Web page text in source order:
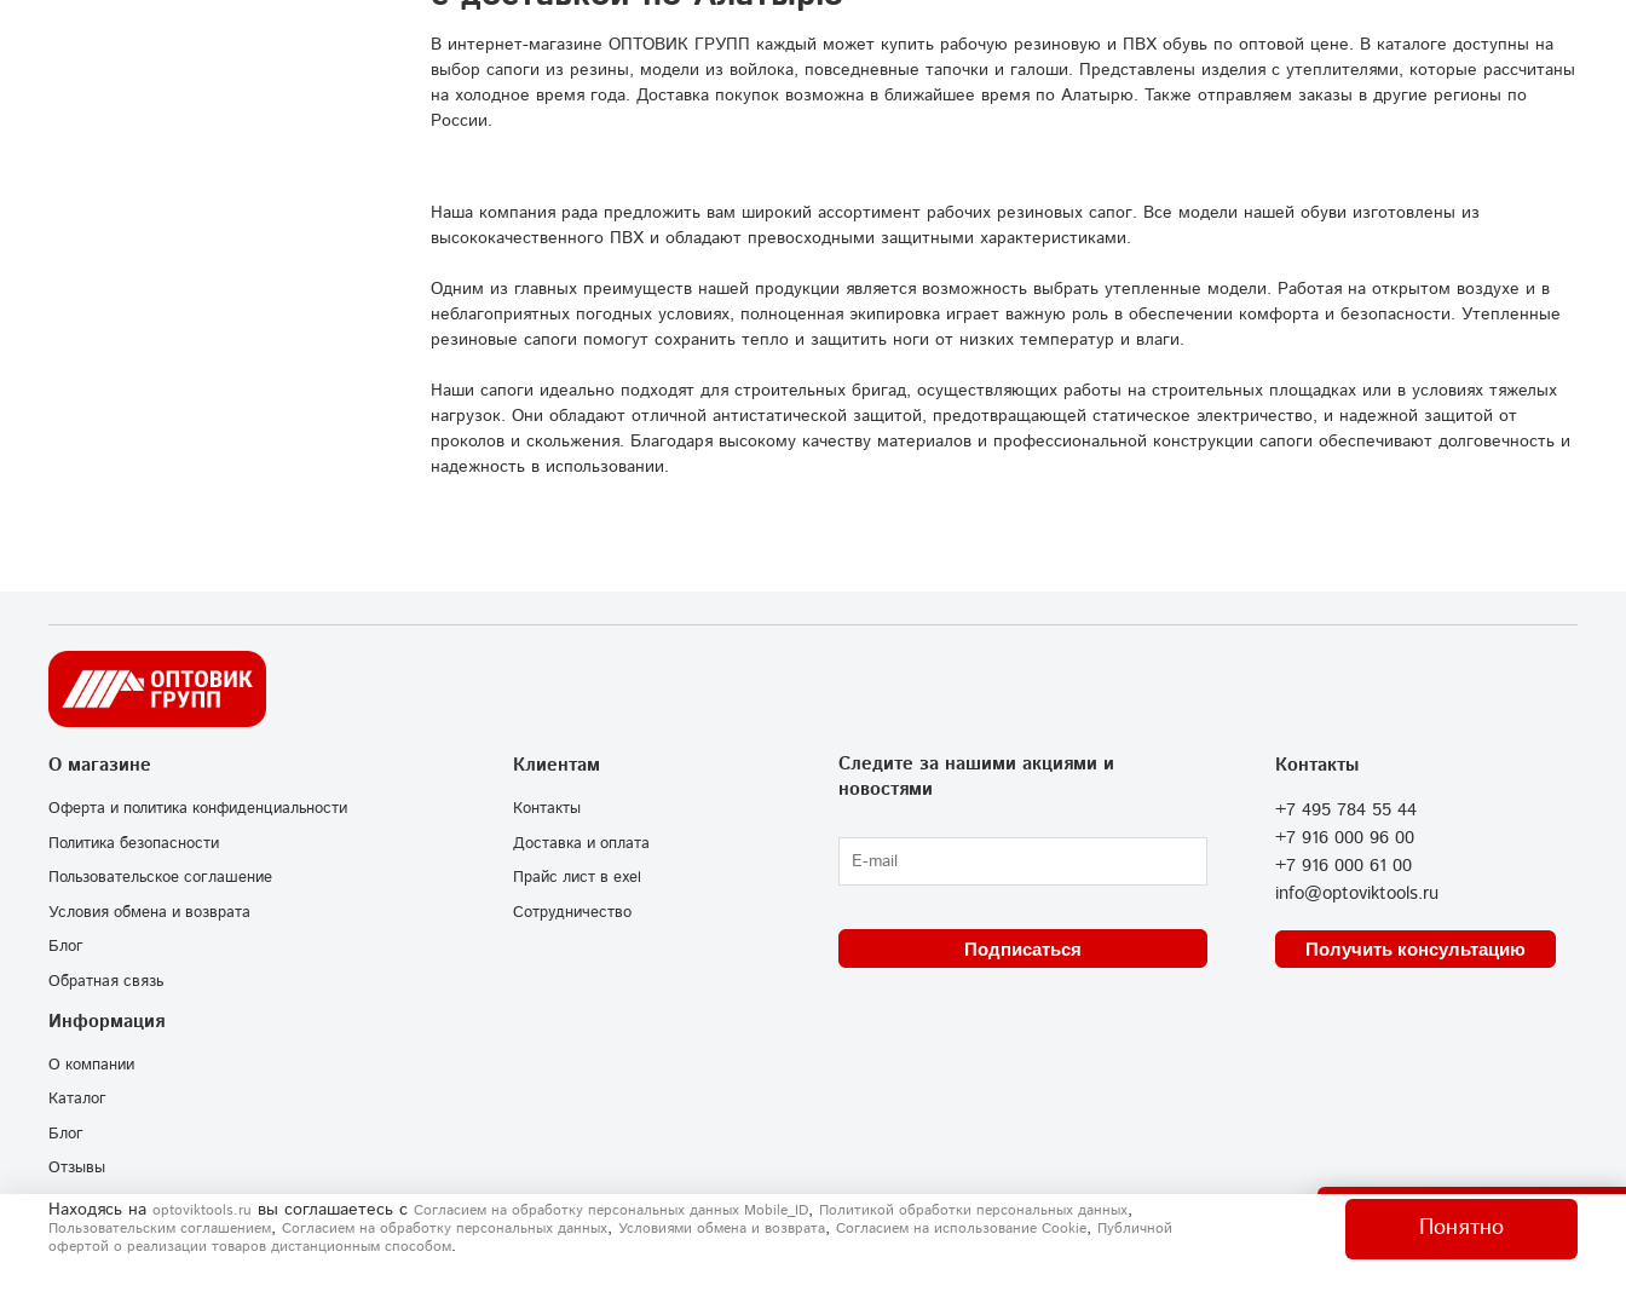
В интернет-магазине ОПТОВИК ГРУПП каждый может купить рабочую резиновую и ПВХ обувь по оптовой цене. В каталоге доступны на
выбор сапоги из резины, модели из войлока, повседневные тапочки и галоши. Представлены изделия с утеплителями, которые рассчитаны
на холодное время года. Доставка покупок возможна в ближайшее время по Алатырю. Также отправляем заказы в другие регионы по
России.
Наша компания рада предложить вам широкий ассортимент рабочих резиновых сапог. Все модели нашей обуви изготовлены из
высококачественного ПВХ и обладают превосходными защитными характеристиками.
Одним из главных преимуществ нашей продукции является возможность выбрать утепленные модели. Работая на открытом воздухе и в
неблагоприятных погодных условиях, полноценная экипировка играет важную роль в обеспечении комфорта и безопасности. Утепленные
резиновые сапоги помогут сохранить тепло и защитить ноги от низких температур и влаги.
Наши сапоги идеально подходят для строительных бригад, осуществляющих работы на строительных площадках или в условиях тяжелых
нагрузок. Они обладают отличной антистатической защитой, предотвращающей статическое электричество, и надежной защитой от
проколов и скольжения. Благодаря высокому качеству материалов и профессиональной конструкции сапоги обеспечивают долговечность и
надежность в использовании.
О магазине
Оферта и политика конфиденциальности
Политика безопасности
Пользовательское соглашение
Условия обмена и возврата
Блог
Обратная связь
Клиентам
Контакты
Доставка и оплата
Прайс лист в exel
Сотрудничество
Информация
О компании
Каталог
Блог
Отзывы
Контакты
+7 495 784 55 44
+7 916 000 96 00
+7 916 000 61 00
info@optoviktools.ru
Получить консультацию
Следите за нашими акциями и
новостями
Подписаться
Находясь на optoviktools.ru вы соглашаетесь с Согласием на обработку персональных данных Mobile_ID, Политикой обработки персональных данных,
Пользовательским соглашением, Согласием на обработку персональных данных, Условиями обмена и возврата, Согласием на использование Сookie, Публичной
офертой о реализации товаров дистанционным способом.
Понятно
Отправить нам сообщение